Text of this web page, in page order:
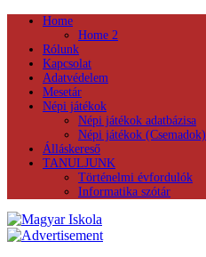
Home
Home 2
Rólunk
Kapcsolat
Adatvédelem
Mesetár
Népi játékok
Népi játékok adatbázisa
Népi játékok (Csemadok)
Álláskereső
TANULJUNK
Történelmi évfordulók
Informatika szótár